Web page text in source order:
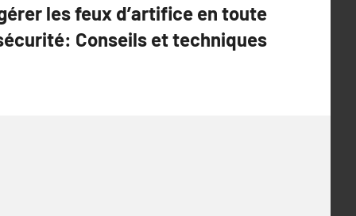
les feux d’artifice en toute
Conseils et techniques